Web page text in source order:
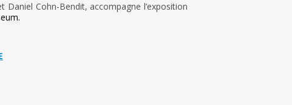
Cohn-Bendit, accompagne l’exposition